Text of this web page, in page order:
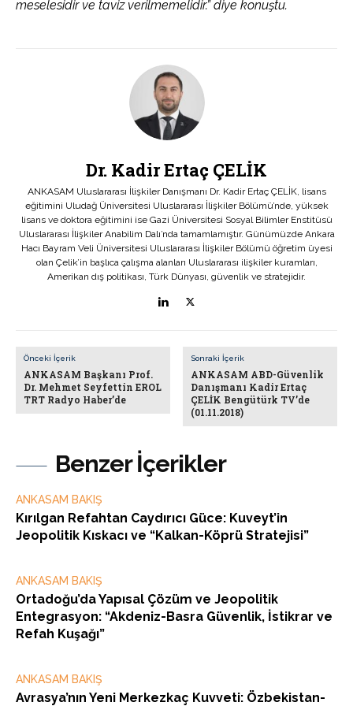
Benzer İçerikler
ANKASAM BAKIŞ
Kırılgan Refahtan Caydırıcı Güce: Kuveyt’in
Jeopolitik Kıskacı ve “Kalkan-Köprü Stratejisi”
ANKASAM BAKIŞ
Ortadoğu’da Yapısal Çözüm ve Jeopolitik
Entegrasyon: “Akdeniz-Basra Güvenlik, İstikrar ve
Refah Kuşağı”
ANKASAM BAKIŞ
Avrasya’nın Yeni Merkezkaç Kuvveti: Özbekistan-
meselesidir ve taviz verilmemelidir.” diye konuştu.
Dr. Kadir Ertaç ÇELİK
ANKASAM Uluslararası İlişkiler Danışmanı Dr. Kadir Ertaç ÇELİK, lisans
eğitimini Uludağ Üniversitesi Uluslararası İlişkiler Bölümü’nde, yüksek
lisans ve doktora eğitimini ise Gazi Üniversitesi Sosyal Bilimler Enstitüsü
Uluslararası İlişkiler Anabilim Dalı’nda tamamlamıştır. Günümüzde Ankara
Hacı Bayram Veli Üniversitesi Uluslararası İlişkiler Bölümü öğretim üyesi
olan Çelik’in başlıca çalışma alanları Uluslararası ilişkiler kuramları,
Amerikan dış politikası, Türk Dünyası, güvenlik ve stratejidir.
Önceki İçerik
ANKASAM Başkanı Prof.
Dr. Mehmet Seyfettin EROL
TRT Radyo Haber’de
Sonraki İçerik
ANKASAM ABD-Güvenlik
Danışmanı Kadir Ertaç
ÇELİK Bengütürk TV’de
(01.11.2018)